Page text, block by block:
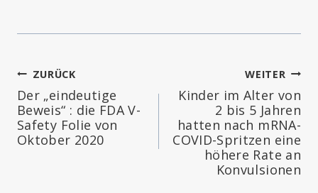
Beitragsnavigation
ZURÜCK
Der „eindeutige
Beweis“ : die FDA V-
Safety Folie von
Oktober 2020
WEITER
Kinder im Alter von
2 bis 5 Jahren
hatten nach mRNA-
COVID-Spritzen eine
höhere Rate an
Konvulsionen